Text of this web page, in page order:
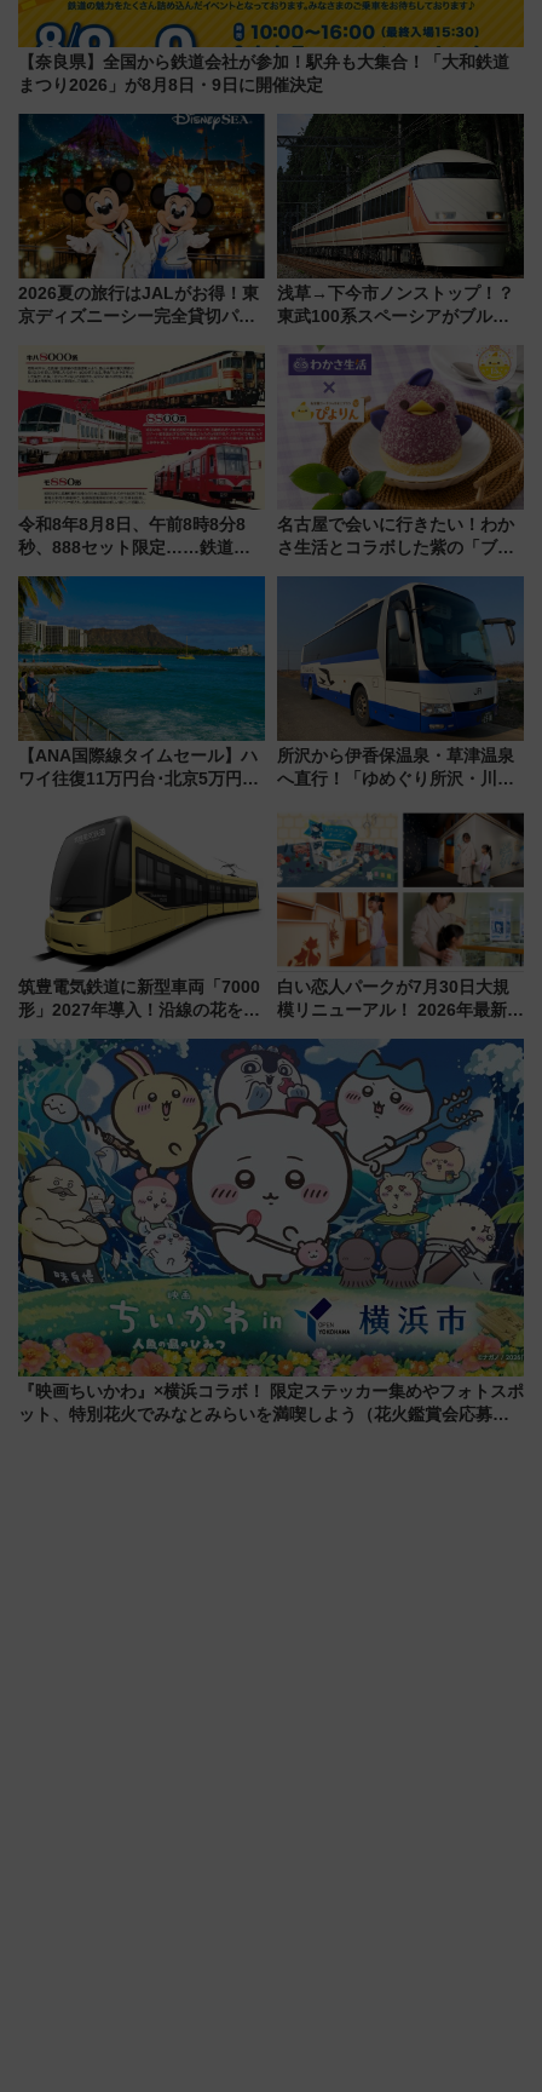
【奈良県】全国から鉄道会社が参加！駅弁も大集合！「大和鉄道
まつり2026」が8月8日・9日に開催決定
2026夏の旅行はJALがお得！東
京ディズニーシー完全貸切パー
ーン始まる 条件は「夏の国内
線に2回搭乗」
浅草→下今市ノンストップ！？
東武100系スペーシアがブルー
ー当時の停車駅」を再現 運転
時刻や特急券の買い方を紹介
令和8年8月8日、午前8時8分8
秒、888セット限定……鉄道各
たち
名古屋で会いに行きたい！わか
さ生活とコラボした紫の「ブル
【ANA国際線タイムセール】ハ
ワイ往復11万円台･北京5万円台
来春のGW旅行まで狙える激ア
ツ路線まとめ（8/10まで）
所沢から伊香保温泉・草津温泉
へ直行！「ゆめぐり所沢・川越
軽に 運行ダイヤ・運賃を解説
筑豊電気鉄道に新型車両「7000
形」2027年導入！沿線の花をイ
内は落ち着いたゆとりある空間
に
白い恋人パークが7月30日大規
模リニューアル！ 2026年最新の
と料金・アクセスを徹底解説
（札幌市）
『映画ちいかわ』×横浜コラボ！ 限定ステッカー集めやフォトスポ
ット、特別花火でみなとみらいを満喫しよう（花火鑑賞会応募は